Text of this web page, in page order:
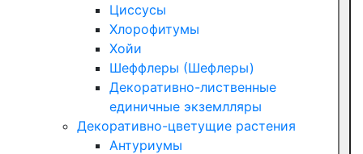
Циссусы
Хлорофитумы
Хойи
Шеффлеры (Шефлеры)
Декоративно-лиственные
единичные экземлляры
Декоративно-цветущие растения
Антуриумы